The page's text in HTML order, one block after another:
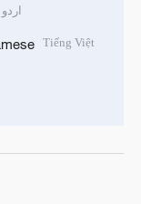
اردو
Tiếng Việt